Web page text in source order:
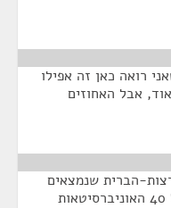
מה שאני רואה כאן זה אפילו
זה גבוה מאוד, אבל האחוזים
הברית שנמצאים
בהן ישראלים. אני מסתכל כאן רק על 40 האוניברסיטאות